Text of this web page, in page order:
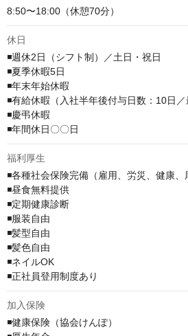
8:50〜18:00（休憩70分）
休日
◾️週休2日（シフト制）／土日・祝日
◾️夏季休暇5日
◾️年末年始休暇
◾️有給休暇（⼊社半年後付与日数：10⽇
◾️慶弔休暇
◾️年間休日〇〇日
福利厚生
◾️各種社会保険完備（雇用、労災、健康、
◾️昼食無料提供
◾️定期健康診断
◾️服装自由
◾️髪型自由
◾️髪色自由
◾️ネイルOK
◾️正社員登用制度あり
加入保険
◾️健康保険（協会けんぽ）